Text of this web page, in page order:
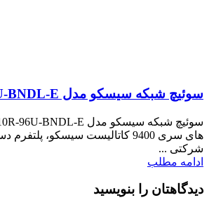
سوئیچ شبکه سیسکو مدل C9410R-96U-BNDL-E
های سری 9400 کاتالیست سیسکو،
شرکتی ...
ادامه مطلب
دیدگاهتان را بنویسید